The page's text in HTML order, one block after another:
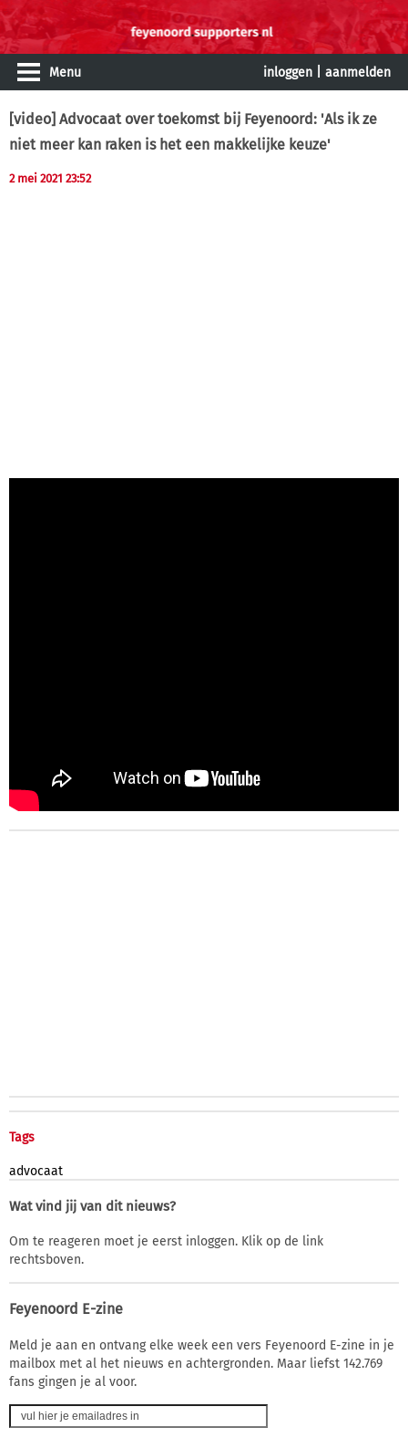
Menu inloggen aanmelden
[video] Advocaat over toekomst bij Feyenoord: 'Als ik ze
niet meer kan raken is het een makkelijke keuze'
2 mei 2021 23:52
Tags
advocaat
Wat vind jij van dit nieuws?
Om te reageren moet je eerst inloggen. Klik op de link
rechtsboven.
Feyenoord E-zine
Meld je aan en ontvang elke week een vers Feyenoord E-zine in je
mailbox met al het nieuws en achtergronden. Maar liefst 142.769
fans gingen je al voor.